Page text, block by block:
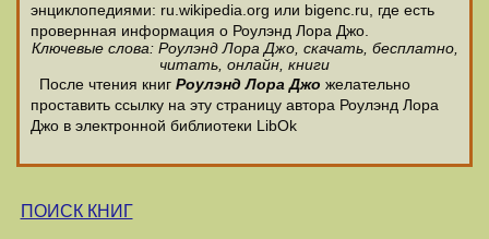
энциклопедиями: ru.wikipedia.org или bigenc.ru, где есть
провернная информация о Роулэнд Лора Джо.
Ключевые слова: Роулэнд Лора Джо, скачать, бесплатно,
читать, онлайн, книги
После чтения книг Роулэнд Лора Джо желательно
проставить ссылку на эту страницу автора Роулэнд Лора
Джо в электронной библиотеки LibOk
ПОИСК КНИГ